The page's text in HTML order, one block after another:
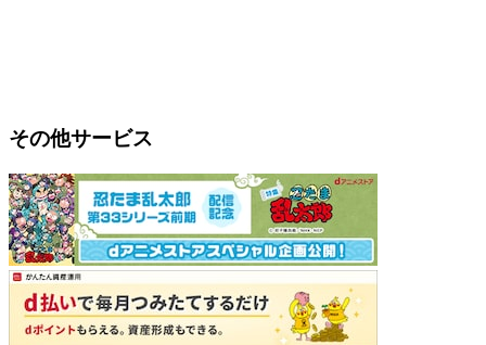
その他サービス